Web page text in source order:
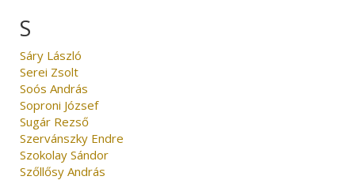
S
Sáry László
Serei Zsolt
Soós András
Soproni József
Sugár Rezső
Szervánszky Endre
Szokolay Sándor
Szőllősy András